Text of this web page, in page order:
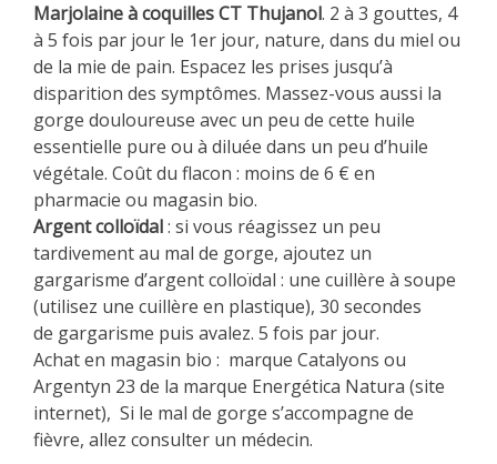
Marjolaine à coquilles CT Thujanol. 2 à 3 gouttes, 4
à 5 fois par jour le 1er jour, nature, dans du miel ou
de la mie de pain. Espacez les prises jusqu’à
disparition des symptômes. Massez-vous aussi la
gorge douloureuse avec un peu de cette huile
essentielle pure ou à diluée dans un peu d’huile
végétale. Coût du flacon : moins de 6 € en
pharmacie ou magasin bio.
Argent colloïdal: si vous réagissez un peu
tardivement au mal de gorge, ajoutez un
gargarisme d’argent colloïdal : une cuillère à soupe
(utilisez une cuillère en plastique), 30 secondes
de gargarisme puis avalez. 5 fois par jour.
Achat en magasin bio : marque Catalyons ou
Argentyn 23 de la marque Energética Natura (site
internet), Si le mal de gorge s’accompagne de
fièvre, allez consulter un médecin.